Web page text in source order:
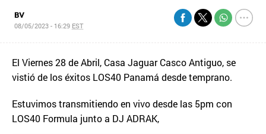
BV
08/05/2023 - 16:29 EST
El Viernes 28 de Abril, Casa Jaguar Casco Antiguo, se
vistió de los éxitos LOS40 Panamá desde temprano.
Estuvimos transmitiendo en vivo desde las 5pm con
LOS40 Formula junto a DJ ADRAK,